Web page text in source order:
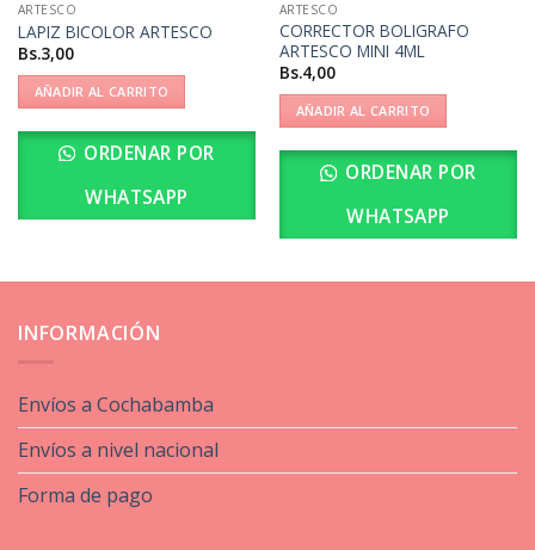
ARTESCO
LAPIZ BICOLOR ARTESCO
Bs.3,00
AÑADIR AL CARRITO
ORDENAR POR
WHATSAPP
ARTESCO
CORRECTOR BOLIGRAFO
ARTESCO MINI 4ML
Bs.4,00
AÑADIR AL CARRITO
ORDENAR POR
WHATSAPP
INFORMACIÓN
Envíos a Cochabamba
Envíos a nivel nacional
Forma de pago